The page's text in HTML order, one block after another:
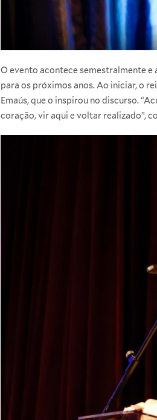
O evento acontece semestralmente
para os próximos anos. Ao iniciar, o
Emaús, que o inspirou no discurso.
coração, vir aqui e voltar realizado”,